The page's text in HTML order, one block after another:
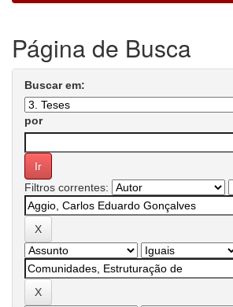
Página de Busca
Buscar em:
por
Filtros correntes: